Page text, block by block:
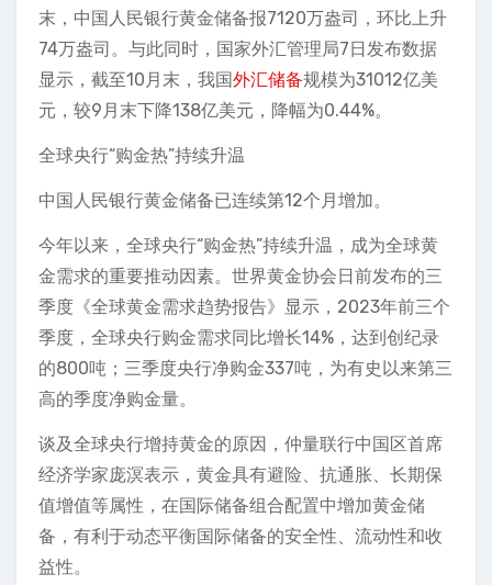
末，中国人民银行黄金储备报7120万盎司，环比上升
74万盎司。与此同时，国家外汇管理局7日发布数据
显示，截至10月末，我国外汇储备规模为31012亿美
元，较9月末下降138亿美元，降幅为0.44%。
全球央行“购金热”持续升温
中国人民银行黄金储备已连续第12个月增加。
今年以来，全球央行“购金热”持续升温，成为全球黄
金需求的重要推动因素。世界黄金协会日前发布的三
季度《全球黄金需求趋势报告》显示，2023年前三个
季度，全球央行购金需求同比增长14%，达到创纪录
的800吨；三季度央行净购金337吨，为有史以来第三
高的季度净购金量。
谈及全球央行增持黄金的原因，仲量联行中国区首席
经济学家庞溟表示，黄金具有避险、抗通胀、长期保
值增值等属性，在国际储备组合配置中增加黄金储
备，有利于动态平衡国际储备的安全性、流动性和收
益性。